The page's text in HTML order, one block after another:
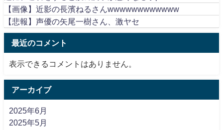
【画像】近影の長濱ねるさんwwwwwwwwwwww
【悲報】声優の矢尾一樹さん、激ヤセ
最近のコメント
表示できるコメントはありません。
アーカイブ
2025年6月
2025年5月